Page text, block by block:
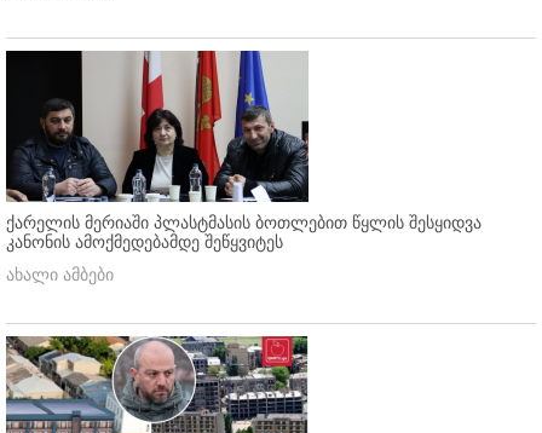
ქარელის მერიაში პლასტმასის ბოთლებით წყლის შესყიდვა
კანონის ამოქმედებამდე შეწყვიტეს
ახალი ამბები